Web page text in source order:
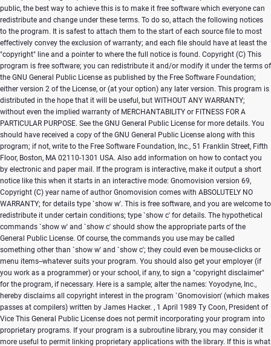
Copyright (C) This
program is free software; you can redistribute it and/or modify it under the terms of
the GNU General Public License as published by the Free Software Foundation;
either version 2 of the License, or (at your option) any later version. This program is
distributed in the hope that it will be useful, but WITHOUT ANY WARRANTY;
without even the implied warranty of MERCHANTABILITY or FITNESS FOR A
PARTICULAR PURPOSE. See the GNU General Public License for more details. You
should have received a copy of the GNU General Public License along with this
program; if not, write to the Free Software Foundation, Inc., 51 Franklin Street, Fifth
Floor, Boston, MA 02110-1301 USA. Also add information on how to contact you
by electronic and paper mail. If the program is interactive, make it output a short
notice like this when it starts in an interactive mode: Gnomovision version 69,
Copyright (C) year name of author Gnomovision comes with ABSOLUTELY NO
WARRANTY; for details type `show w'. This is free software, and you are welcome to
redistribute it under certain conditions; type `show c' for details. The hypothetical
commands `show w' and `show c' should show the appropriate parts of the
General Public License. Of course, the commands you use may be called
something other than `show w' and `show c'; they could even be mouse-clicks or
menu items--whatever suits your program. You should also get your employer (if
you work as a programmer) or your school, if any, to sign a "copyright disclaimer"
for the program, if necessary. Here is a sample; alter the names: Yoyodyne, Inc.,
hereby disclaims all copyright interest in the program `Gnomovision' (which makes
passes at compilers) written by James Hacker. , 1 April 1989 Ty Coon, President of
Vice This General Public License does not permit incorporating your program into
proprietary programs. If your program is a subroutine library, you may consider it
more useful to permit linking proprietary applications with the library. If this is what